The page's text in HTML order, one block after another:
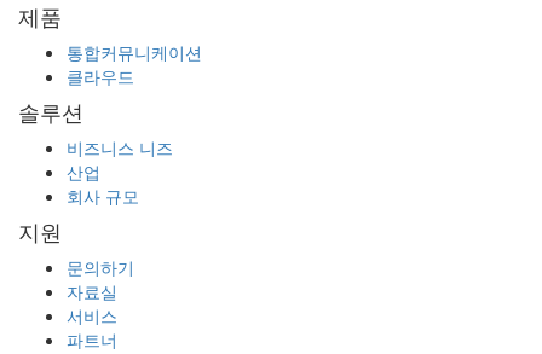
제품
통합커뮤니케이션
클라우드
솔루션
비즈니스 니즈
산업
회사 규모
지원
문의하기
자료실
서비스
파트너